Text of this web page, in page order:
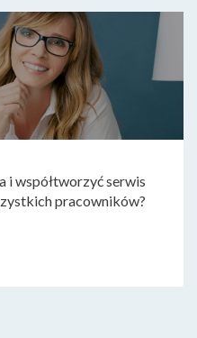
i współtworzyć serwis
pracowników?